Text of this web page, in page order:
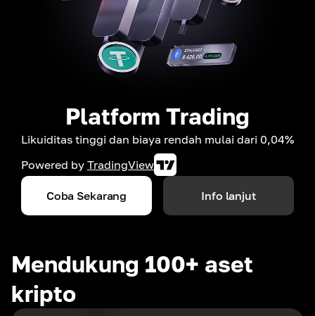
Platform Trading
Likuiditas tinggi dan biaya rendah mulai dari 0,04%
Powered by TradingView
Coba Sekarang Info lanjut
Mendukung 100+ aset
kripto